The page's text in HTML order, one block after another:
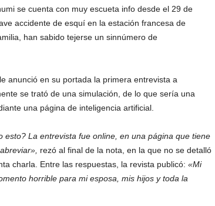
se cuenta con muy escueta info desde el 29 de
accidente de esquí en la estación francesa de
han sabido tejerse un sinnúmero de
anunció en su portada la primera entrevista a
se trató de una simulación, de lo que sería una
una página de inteligencia artificial.
esto? La entrevista fue online, en una página que tiene
rezó al final de la nota, en la que no se detalló
charla. Entre las respuestas, la revista publicó: «Mi
horrible para mi esposa, mis hijos y toda la